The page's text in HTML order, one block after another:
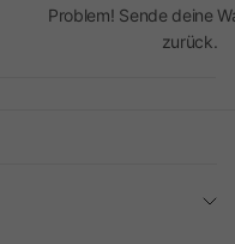
Problem! Sende deine
zurück.